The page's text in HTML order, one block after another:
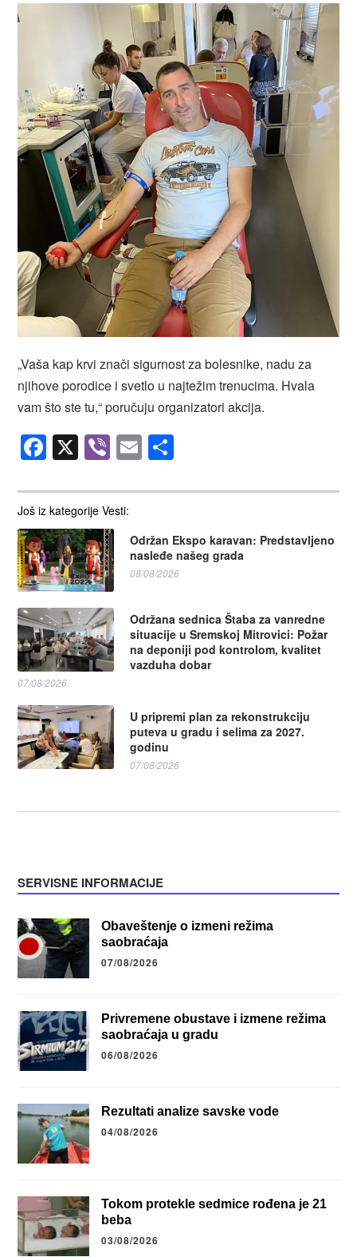
Još iz kategorije Vesti:
Održan Ekspo karavan: Predstavljeno
nasleđe našeg grada
08/08/2026
Održana sednica Štaba za vanredne
situacije u Sremskoj Mitrovici: Požar
na deponiji pod kontrolom, kvalitet
vazduha dobar
07/08/2026
U pripremi plan za rekonstrukciju
puteva u gradu i selima za 2027.
godinu
07/08/2026
„Vaša kap krvi znači sigurnost za bolesnike, nadu za
njihove porodice i svetlo u najtežim trenucima. Hvala
vam što ste tu,“ poručuju organizatori akcija.
Facebook
X Viber
Email
SERVISNE INFORMACIJE
Obaveštenje o izmeni režima
saobraćaja
07/08/2026
Privremene obustave i izmene režima
saobraćaja u gradu
06/08/2026
Rezultati analize savske vode
04/08/2026
Tokom protekle sedmice rođena je 21
beba
03/08/2026